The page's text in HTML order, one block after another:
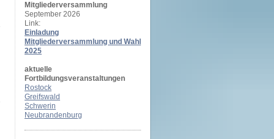
Mitgliederversammlung
September 2026
Link:
Einladung
Mitgliederversammlung und Wahl
2025
aktuelle
Fortbildungsveranstaltungen
Rostock
Greifswald
Schwerin
Neubrandenburg